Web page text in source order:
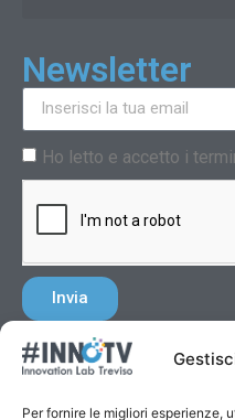
Per fornire le migliori esperienze,
Newsletter
Ho letto e accetto i
Invia